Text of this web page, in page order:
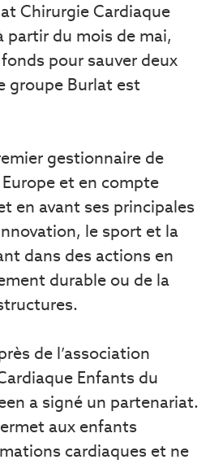
Chirurgie Cardiaque
partir du mois de mai,
pour sauver deux
groupe Burlat est
gestionnaire de
et en compte
en avant ses principales
le sport et la
dans des actions en
durable ou de la
de l’association
Enfants du
a signé un partenariat.
aux enfants
cardiaques et ne